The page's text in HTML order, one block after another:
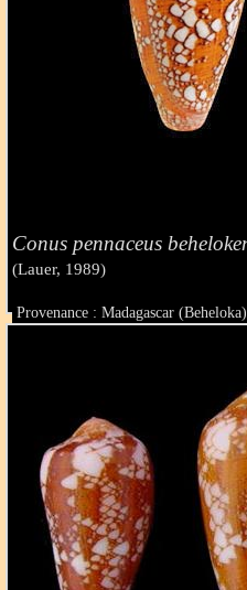
Conus pennaceus
(Lauer, 1989)
Provenance : Madagascar (Beheloka)
Taille : 66.8 mm